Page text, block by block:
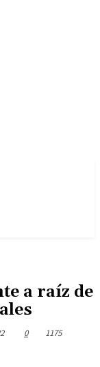
a raíz de
0 1175